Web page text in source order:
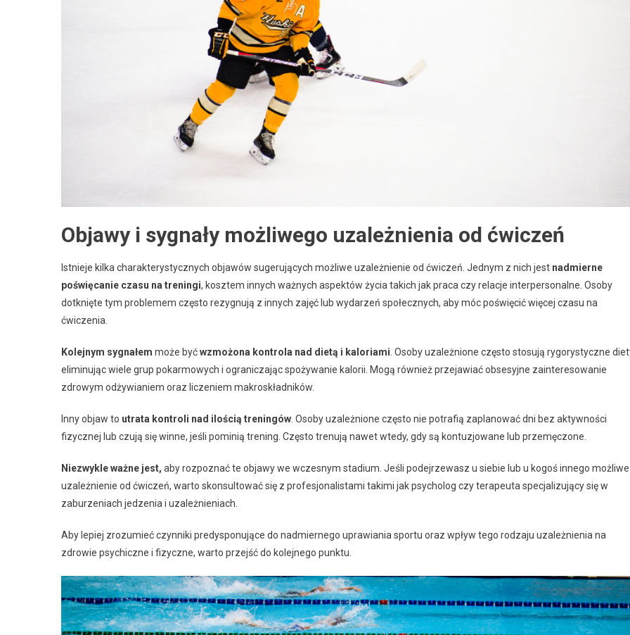
Objawy i sygnały możliwego uzależnienia od ćwiczeń
Istnieje kilka charakterystycznych objawów sugerujących możliwe uzależnienie od ćwiczeń. Jednym z nich jest nadmierne
poświęcanie czasu na treningi, kosztem innych ważnych aspektów życia takich jak praca czy relacje interpersonalne. Osoby
dotknięte tym problemem często rezygnują z innych zajęć lub wydarzeń społecznych, aby móc poświęcić więcej czasu na
ćwiczenia.
Kolejnym sygnałem może byćwzmożona kontrola nad dietą i kaloriami. Osoby uzależnione często stosują rygorystyczne
eliminując wiele grup pokarmowych i ograniczając spożywanie kalorii. Mogą również przejawiać obsesyjne zainteresowanie
zdrowym odżywianiem oraz liczeniem makroskładników.
Inny objaw to utrata kontroli nad ilością treningów. Osoby uzależnione często nie potrafią zaplanować dni bez aktywności
fizycznej lub czują się winne, jeśli pominią trening. Często trenują nawet wtedy, gdy są kontuzjowane lub przemęczone.
Niezwykle ważne jest, aby rozpoznać te objawy we wczesnym stadium. Jeśli podejrzewasz u siebie lub u kogoś innego możliwe
uzależnienie od ćwiczeń, warto skonsultować się z profesjonalistami takimi jak psycholog czy terapeuta specjalizujący się w
zaburzeniach jedzenia i uzależnieniach.
Aby lepiej zrozumieć czynniki predysponujące do nadmiernego uprawiania sportu oraz wpływ tego rodzaju uzależnienia na
zdrowie psychiczne i fizyczne, warto przejść do kolejnego punktu.